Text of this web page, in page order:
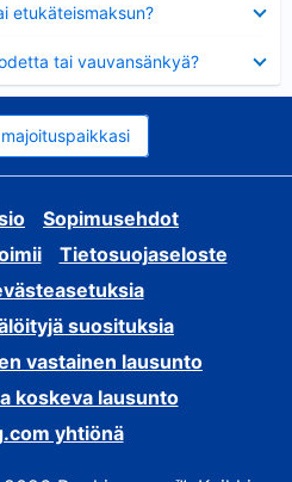
etukäteismaksun?
tai vauvansänkyä?
Sopimusehdot
Tietosuojaseloste
suosituksia
vastainen lausunto
koskeva lausunto
yhtiönä